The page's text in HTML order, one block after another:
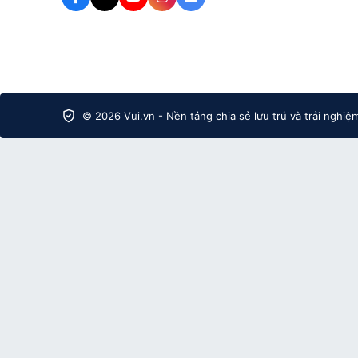
© 2026 Vui.vn - Nền tảng chia sẻ lưu trú và trải